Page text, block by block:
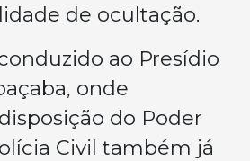
de ocultação.
ao Presídio
onde
do Poder
Civil também já